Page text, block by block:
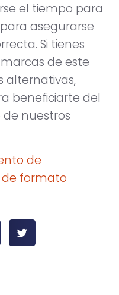
el tiempo para
asegurarse
Si tienes
de este
alternativas,
beneficiarte del
nuestros
de
de formato